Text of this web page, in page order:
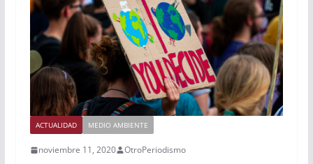
ACTUALIDAD MEDIO AMBIENTE
noviembre 11, 2020 OtroPeriodismo